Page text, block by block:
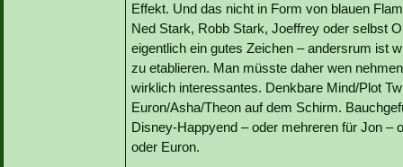
Effekt. Und das nicht in Form von blauen
Ned Stark, Robb Stark, Joeffrey oder selbst
eigentlich ein gutes Zeichen – andersrum ist
zu etablieren. Man müsste daher wen
wirklich interessantes. Denkbare Mind/Plot
Euron/Asha/Theon auf dem Schirm.
Disney-Happyend – oder mehreren für Jon –
oder Euron.